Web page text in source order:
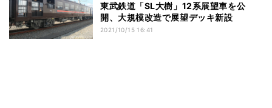
東武鉄道「SL大樹」12系展望車を公
開、大規模改造で展望デッキ新設
2021/10/15 16:41